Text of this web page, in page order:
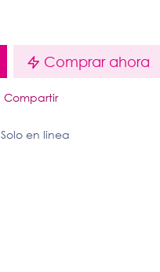
Comprar ahora
Compartir
Solo en linea